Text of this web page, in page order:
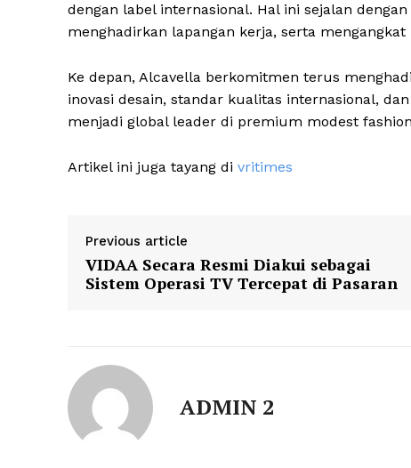
dengan label internasional. Hal ini sejalan
menghadirkan lapangan kerja, serta
Ke depan, Alcavella berkomitmen terus
inovasi desain, standar kualitas internasional,
menjadi global leader di premium modest
Artikel ini juga tayang di vritimes
Previous article
VIDAA Secara Resmi Diakui sebagai
Sistem Operasi TV Tercepat di Pasaran
ADMIN 2